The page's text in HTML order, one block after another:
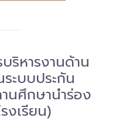
ริหารงานด้าน
ระบบประกัน
นศึกษานำร่อง
งเรียน)